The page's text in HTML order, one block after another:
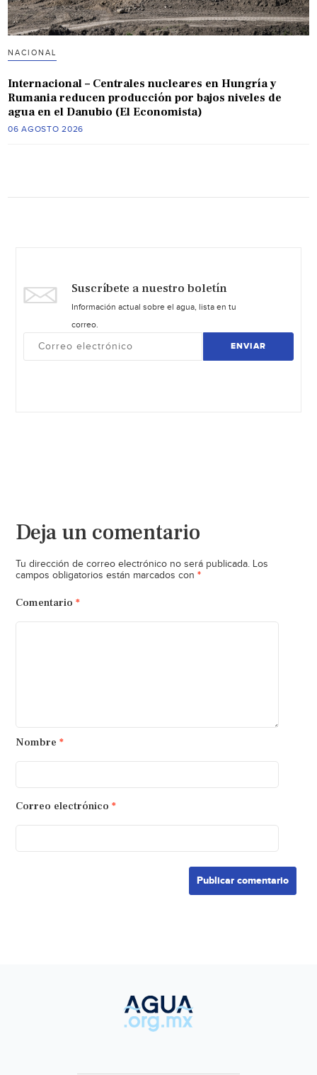
NACIONAL
Internacional – Centrales nucleares en Hungría y
Rumania reducen producción por bajos niveles de
agua en el Danubio (El Economista)
06 AGOSTO 2026
Suscríbete a nuestro boletín
Información actual sobre el agua, lista en tu
correo.
ENVIAR
Deja un comentario
Tu dirección de correo electrónico no será publicada. Los
campos obligatorios están marcados con *
Comentario *
Nombre *
Correo electrónico *